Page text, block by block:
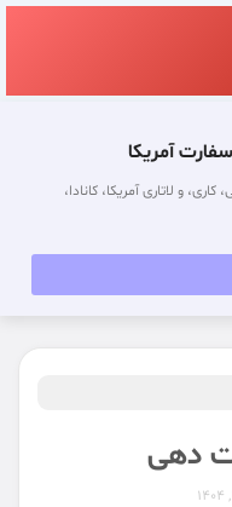
آمریکا
و لاتاری آمریکا، کانادا،
دهی